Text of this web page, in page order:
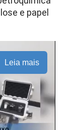
e papel
Leia mais